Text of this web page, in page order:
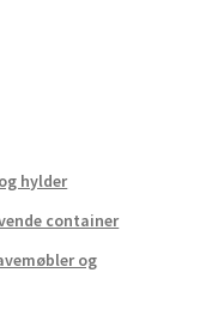
hylder
container
og